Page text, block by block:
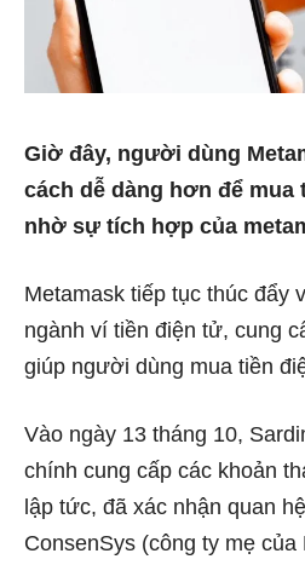
Giờ đây, người dùng
cách dễ dàng hơn để mua
nhờ sự tích hợp của
Metamask tiếp tục thúc đẩy
ngành ví tiền điện tử, cung
giúp người dùng mua tiền
Vào ngày 13 tháng 10,
chính cung cấp các khoản
lập tức, đã xác nhận quan
ConsenSys (công ty mẹ